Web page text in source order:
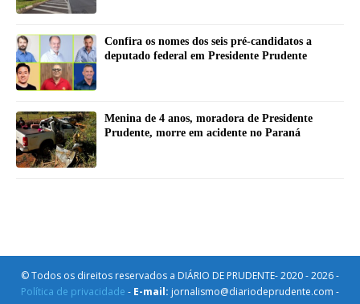
Confira os nomes dos seis pré-candidatos a
deputado federal em Presidente Prudente
Menina de 4 anos, moradora de Presidente
Prudente, morre em acidente no Paraná
© Todos os direitos reservados a DIÁRIO DE PRUDENTE- 2020 - 2026 -
Política de privacidade - E-mail: jornalismo@diariodeprudente.com -